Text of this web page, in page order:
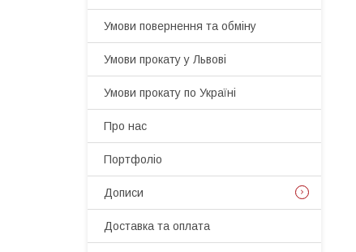
Умови повернення та обміну
Умови прокату у Львові
Умови прокату по Україні
Про нас
Портфоліо
Дописи
Доставка та оплата